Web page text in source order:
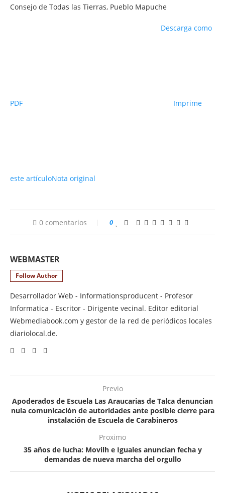
Consejo de Todas las Tierras, Pueblo Mapuche
Descarga como
PDF Imprime
este artículoNota original
0 comentarios 0
WEBMASTER
Follow Author
Desarrollador Web - Informationsproducent - Profesor
Informatica - Escritor - Dirigente vecinal. Editor editorial
Webmediabook.com y gestor de la red de periódicos locales
diariolocal.de.
Previo
Apoderados de Escuela Las Araucarias de Talca denuncian
nula comunicación de autoridades ante posible cierre para
instalación de Escuela de Carabineros
Proximo
35 años de lucha: Movilh e Iguales anuncian fecha y
demandas de nueva marcha del orgullo